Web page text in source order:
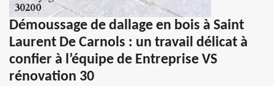
Démoussage de dallage en bois à Saint
Laurent De Carnols : un travail délicat à
confier à l’équipe de Entreprise VS
rénovation 30